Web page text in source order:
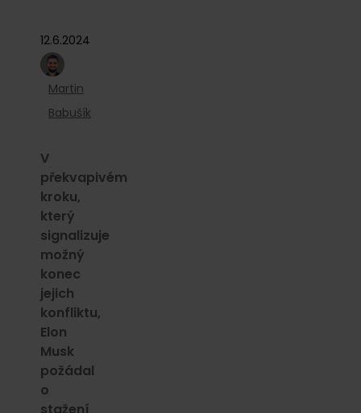
12.6.2024
Martin
Babušík
V
překvapivém
kroku,
který
signalizuje
možný
konec
jejich
konfliktu,
Elon
Musk
požádal
o